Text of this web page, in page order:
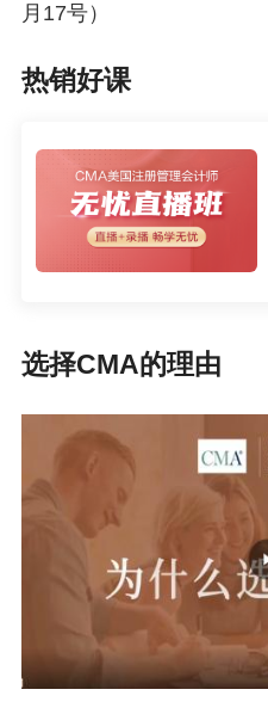
月17号）
热销好课
选择CMA的理由